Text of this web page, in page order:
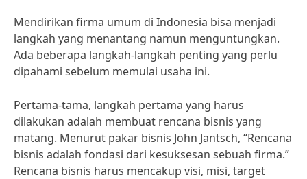
Mendirikan firma umum di Indonesia bisa menjadi
langkah yang menantang namun menguntungkan.
Ada beberapa langkah-langkah penting yang perlu
dipahami sebelum memulai usaha ini.
Pertama-tama, langkah pertama yang harus
dilakukan adalah membuat rencana bisnis yang
matang. Menurut pakar bisnis John Jantsch, “Rencana
bisnis adalah fondasi dari kesuksesan sebuah firma.”
Rencana bisnis harus mencakup visi, misi, target